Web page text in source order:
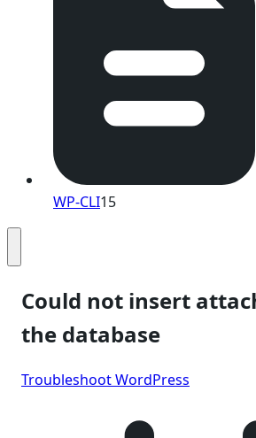
WP-CLI15
Could not insert
the database
Troubleshoot WordPress